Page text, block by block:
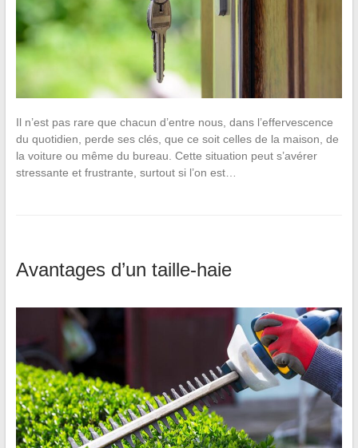
Il n’est pas rare que chacun d’entre nous, dans l’effervescence
du quotidien, perde ses clés, que ce soit celles de la maison, de
la voiture ou même du bureau. Cette situation peut s’avérer
stressante et frustrante, surtout si l’on est…
Avantages d’un taille-haie